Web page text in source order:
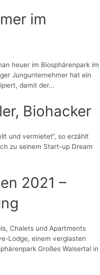
im
heuer im Biosphärenpark im
Jungunternehmer hat ein
damit der...
Biohacker
und vermietet“, so erzählt
zu seinem Start-up Dream
2021 –
Chalets und Apartments
Lodge, einem verglasten
Großes Walsertal in